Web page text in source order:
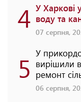
4 У Харкові
воду та
07 серпня,
5 У
вирішили
ремонт
06 серпня,